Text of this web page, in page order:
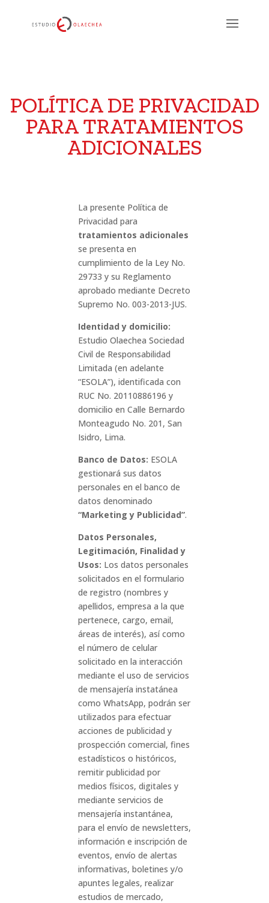
POLÍTICA DE PRIVACIDAD
PARA TRATAMIENTOS
ADICIONALES
La presente Política de
Privacidad para
tratamientos adicionales
se presenta en
cumplimiento de la Ley No.
29733 y su Reglamento
aprobado mediante Decreto
Supremo No. 003-2013-JUS.
Identidad y domicilio:
Estudio Olaechea Sociedad
Civil de Responsabilidad
Limitada (en adelante
“ESOLA”), identificada con
RUC No. 20110886196 y
domicilio en Calle Bernardo
Monteagudo No. 201, San
Isidro, Lima.
Banco de Datos: ESOLA
gestionará sus datos
personales en el banco de
datos denominado
“Marketing y Publicidad”.
Datos Personales,
Legitimación, Finalidad y
Usos: Los datos personales
solicitados en el formulario
de registro (nombres y
apellidos, empresa a la que
pertenece, cargo, email,
áreas de interés), así como
el número de celular
solicitado en la interacción
mediante el uso de servicios
de mensajería instatánea
como WhatsApp, podrán ser
utilizados para efectuar
acciones de publicidad y
prospección comercial, fines
estadísticos o históricos,
remitir publicidad por
medios físicos, digitales y
mediante servicios de
mensajería instantánea,
para el envío de newsletters,
información e inscripción de
eventos, envío de alertas
informativas, boletines y/o
apuntes legales, realizar
estudios de mercado,